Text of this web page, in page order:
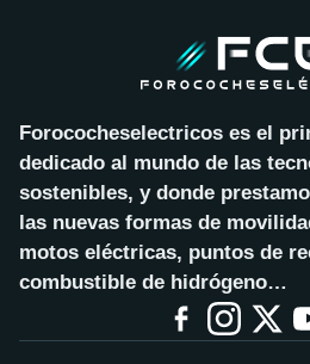
Forococheselectricos es el
dedicado al mundo de las
sostenibles, y donde
las nuevas formas de
motos eléctricas, puntos de
combustible de hidrógeno…